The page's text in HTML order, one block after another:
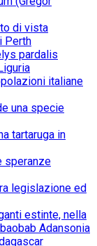
di vista
Perth
pardalis
italiane
una specie
tartaruga in
speranze
legislazione ed
estinte, nella
Adansonia